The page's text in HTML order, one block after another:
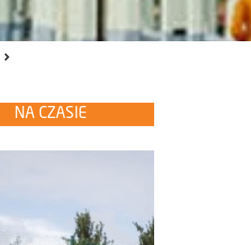
NA CZASIE